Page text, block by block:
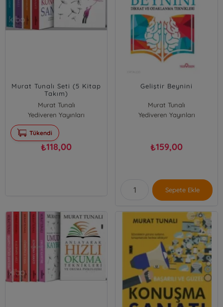
Murat Tunalı Seti (5 Kitap
Takım)
Murat Tunalı
Yediveren Yayınları
Tükendi
₺118,00
Geliştir Beynini
Murat Tunalı
Yediveren Yayınları
₺159,00
Sepete Ekle